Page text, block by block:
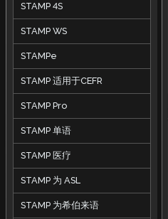
STAMP 4S
STAMP WS
STAMPe
STAMP 适用于CEFR
STAMP Pro
STAMP 单语
STAMP 医疗
STAMP 为 ASL
STAMP 为希伯来语